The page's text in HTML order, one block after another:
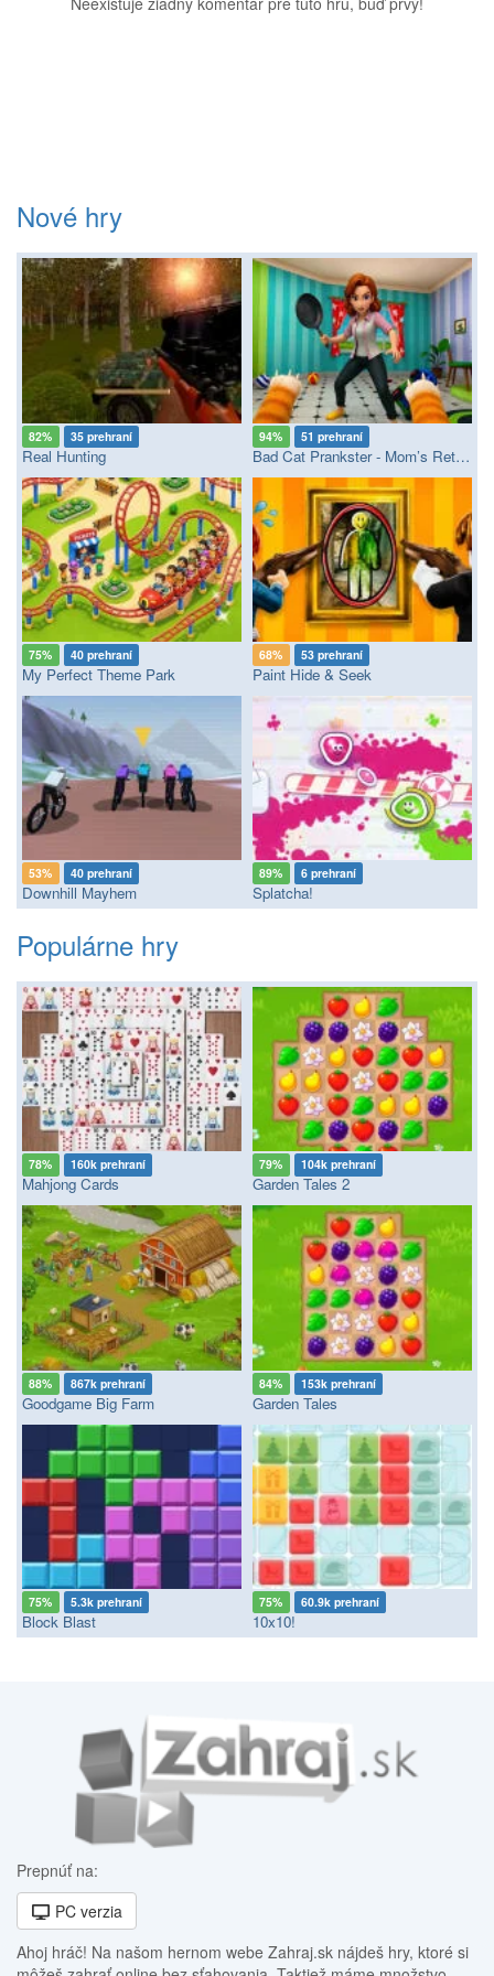
Nové hry
82% 35 prehraní
Real Hunting
94% 51 prehraní
Bad Cat Prankster - Mom’s Return
75% 40 prehraní
My Perfect Theme Park
68% 53 prehraní
Paint Hide & Seek
53% 40 prehraní
Downhill Mayhem
89% 6 prehraní
Splatcha!
Populárne hry
78% 160k prehraní
Mahjong Cards
79% 104k prehraní
Garden Tales 2
88% 867k prehraní
Goodgame Big Farm
84% 153k prehraní
Garden Tales
75% 5.3k prehraní
Block Blast
75% 60.9k prehraní
10x10!
Prepnúť na:
PC verzia
Ahoj hráč! Na našom hernom webe Zahraj.sk nájdeš hry, ktoré si